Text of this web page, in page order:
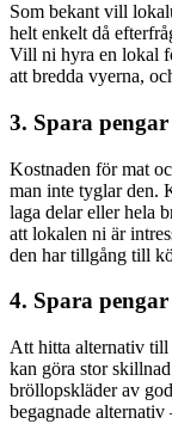
Som bekant vill
helt enkelt då
Vill ni hyra en lokal
att bredda vyerna,
3. Spara
Kostnaden för mat
man inte tyglar den.
laga delar eller hela
att lokalen ni är
den har tillgång till
4. Spara
Att hitta alternativ till
kan göra stor
bröllopskläder av
begagnade